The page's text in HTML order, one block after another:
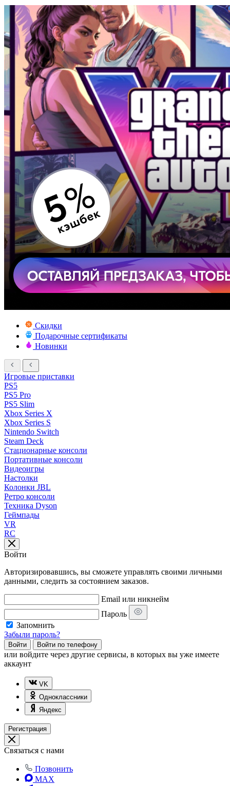
Скидки
Подарочные сертификаты
Новинки
Игровые приставки
PS5
PS5 Pro
PS5 Slim
Xbox Series X
Xbox Series S
Nintendo Switch
Steam Deck
Стационарные консоли
Портативные консоли
Видеоигры
Настолки
Колонки JBL
Ретро консоли
Техника Dyson
Геймпады
VR
RC
Войти
Авторизировавшись, вы сможете управлять своими личными
данными, следить за состоянием заказов.
Email или никнейм
Пароль
Запомнить
Забыли пароль?
Войти Войти по телефону
или войдите через другие сервисы, в которых вы уже имеете
аккаунт
VK
Одноклассники
Яндекс
Регистрация
Связаться с нами
Позвонить
MAX